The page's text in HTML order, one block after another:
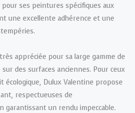
ses peintures spécifiques aux
une excellente adhérence et une
appréciée pour sa large gamme de
des surfaces anciennes. Pour ceux
Dulux Valentine propose
respectueuses de
garantissant un rendu impeccable.